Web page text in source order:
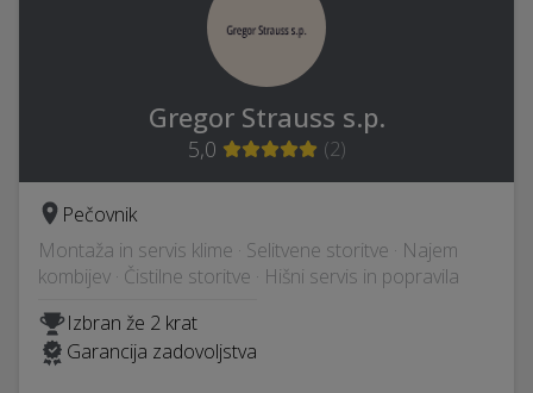
Gregor Strauss s.p.
5,0 (2)
Pečovnik
Montaža in servis klime · Selitvene storitve · Najem
kombijev · Čistilne storitve · Hišni servis in popravila
Izbran že 2 krat
Garancija zadovoljstva